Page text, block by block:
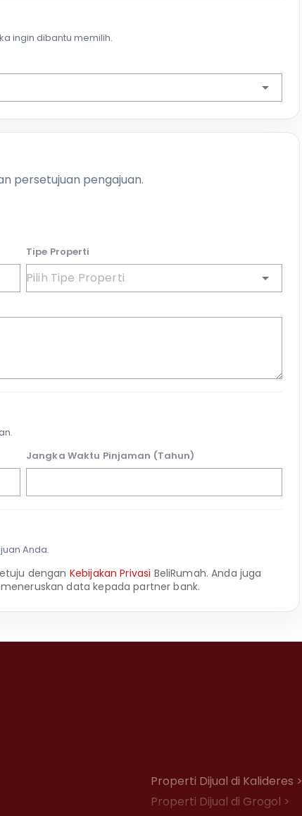
ingin dibantu memilih.
persetujuan pengajuan.
Tipe Properti
Jangka Waktu Pinjaman (Tahun)
Anda.
dengan Kebijakan Privasi BeliRumah. Anda juga
data kepada partner bank.
Properti Dijual di Kalideres >
Properti Dijual di Grogol >